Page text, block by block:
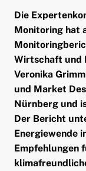
Die
Monitoring hat
Wirtschaft und
Veronika
und Market
Nürnberg und
Der Bericht
Energiewende
Empfehlungen